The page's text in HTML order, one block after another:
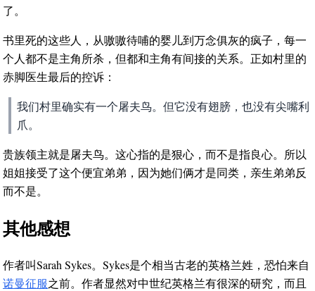
了。
书里死的这些人，从嗷嗷待哺的婴儿到万念俱灰的疯子，每一
个人都不是主角所杀，但都和主角有间接的关系。正如村里的
赤脚医生最后的控诉：
我们村里确实有一个屠夫鸟。但它没有翅膀，也没有尖嘴利
爪。
贵族领主就是屠夫鸟。这心指的是狠心，而不是指良心。所以
姐姐接受了这个便宜弟弟，因为她们俩才是同类，亲生弟弟反
而不是。
其他感想
作者叫Sarah Sykes。Sykes是个相当古老的英格兰姓，恐怕来自
诺曼征服之前。作者显然对中世纪英格兰有很深的研究，而且